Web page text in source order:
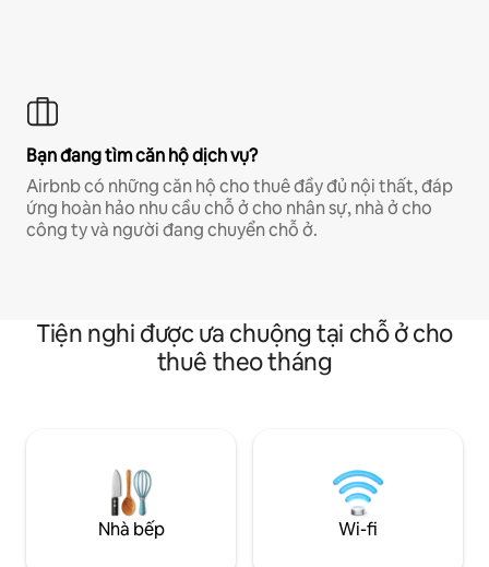
Bạn đang tìm căn hộ dịch vụ?
Airbnb có những căn hộ cho thuê đầy đủ nội thất, đáp
ứng hoàn hảo nhu cầu chỗ ở cho nhân sự, nhà ở cho
công ty và người đang chuyển chỗ ở.
Tiện nghi được ưa chuộng tại chỗ ở cho
thuê theo tháng
Nhà bếp Wi-fi